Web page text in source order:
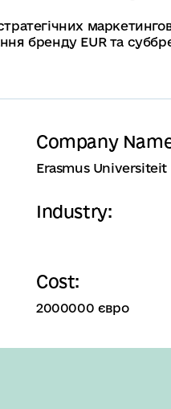
бренду EUR та
Company
Erasmus
Industry:
Cost:
2000000 євро